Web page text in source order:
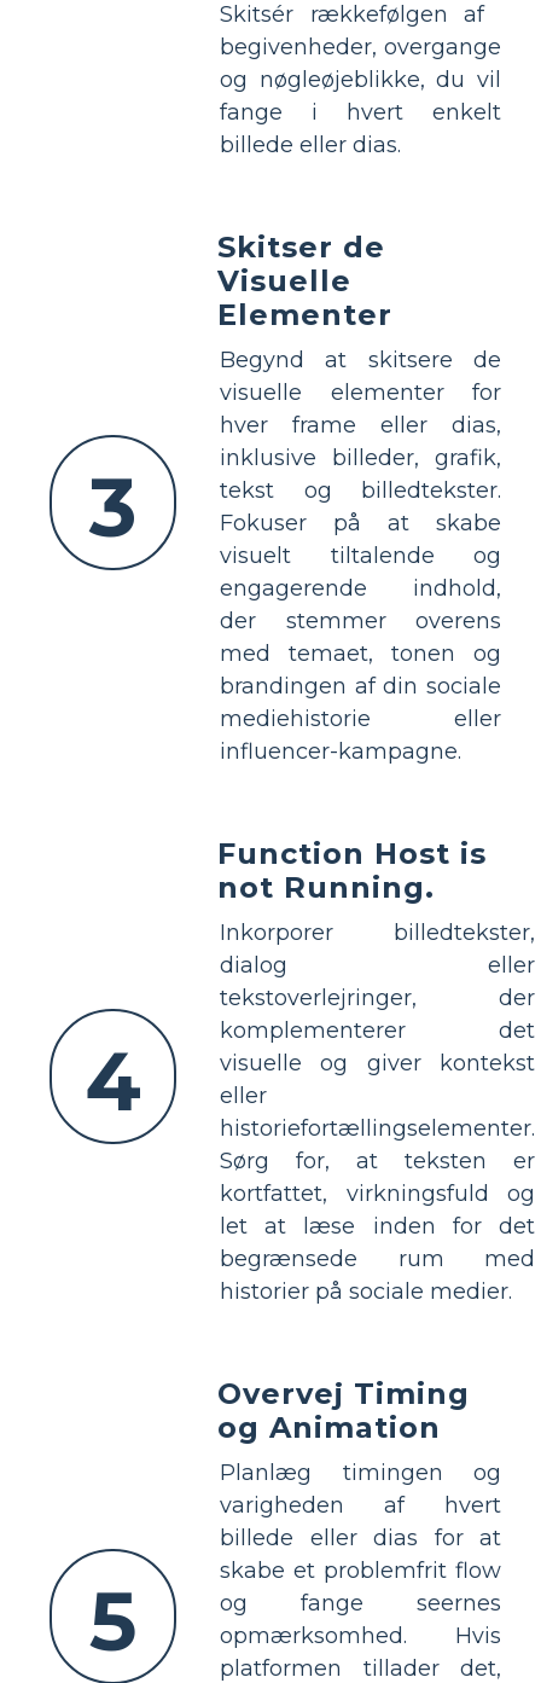
Skitsér rækkefølgen af ​​
begivenheder, overgange
og nøgleøjeblikke, du vil
fange i hvert enkelt
billede eller dias.
3
Skitser de
Visuelle
Elementer
Begynd at skitsere de
visuelle elementer for
hver frame eller dias,
inklusive billeder, grafik,
tekst og billedtekster.
Fokuser på at skabe
visuelt tiltalende og
engagerende indhold,
der stemmer overens
med temaet, tonen og
brandingen af ​​din sociale
mediehistorie eller
influencer-kampagne.
4
Function Host is
not Running.
Inkorporer billedtekster,
dialog eller
tekstoverlejringer, der
komplementerer det
visuelle og giver kontekst
eller
historiefortællingselementer.
Sørg for, at teksten er
kortfattet, virkningsfuld og
let at læse inden for det
begrænsede rum med
historier på sociale medier.
5
Overvej Timing
og Animation
Planlæg timingen og
varigheden af ​​hvert
billede eller dias for at
skabe et problemfrit flow
og fange seernes
opmærksomhed. Hvis
platformen tillader det,